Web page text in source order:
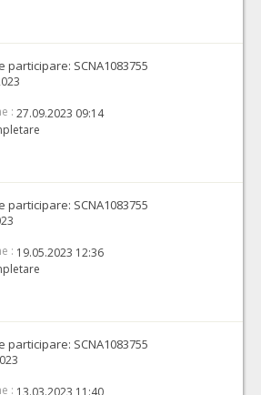
participare: SCNA1083755
: 27.09.2023 09:14
participare: SCNA1083755
: 19.05.2023 12:36
participare: SCNA1083755
: 13.03.2023 11:40